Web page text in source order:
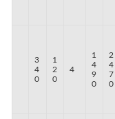
3
4
0
1
2
0
4
1
4
9
0
2
4
7
0